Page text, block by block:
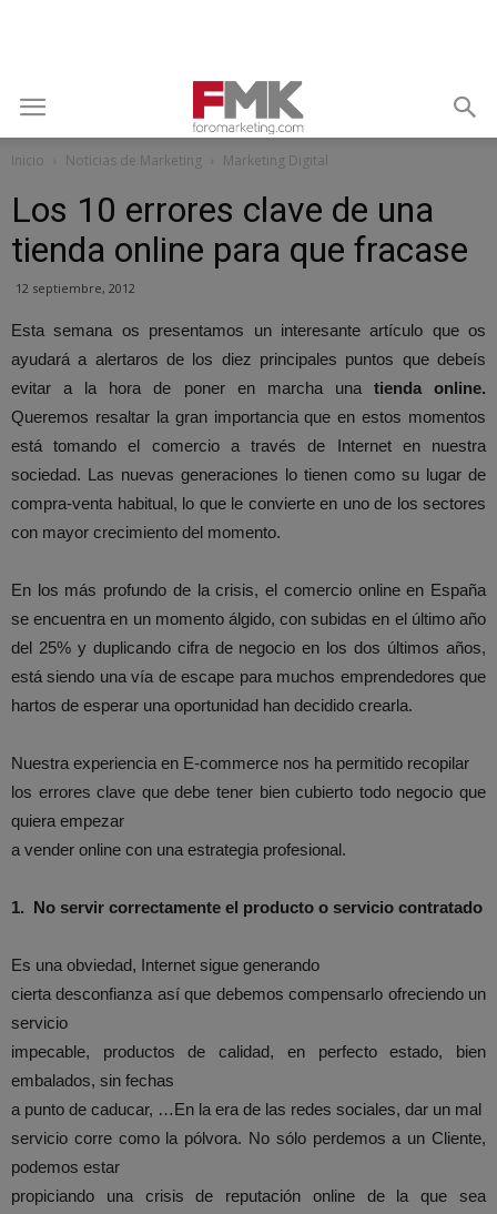
Inicio Noticias de Marketing Marketing Digital
Los 10 errores clave de una
tienda online para que fracase
12 septiembre, 2012
Esta semana os presentamos un interesante artículo que os
ayudará a alertaros de los diez principales puntos que debeís
evitar a la hora de poner en marcha una tienda online.
Queremos resaltar la gran importancia que en estos momentos
está tomando el comercio a través de Internet en nuestra
sociedad. Las nuevas generaciones lo tienen como su lugar de
compra-venta habitual, lo que le convierte en uno de los sectores
con mayor crecimiento del momento.
En los más profundo de la crisis, el comercio online en España
se encuentra en un momento álgido, con subidas en el último año
del 25% y duplicando cifra de negocio en los dos últimos años,
está siendo una vía de escape para muchos emprendedores que
hartos de esperar una oportunidad han decidido crearla.
Nuestra experiencia en E-commerce nos ha permitido recopilar
los errores clave que debe tener bien cubierto todo negocio que
quiera empezar
a vender online con una estrategia profesional.
1. No servir correctamente el producto o servicio contratado
Es una obviedad, Internet sigue generando
cierta desconfianza así que debemos compensarlo ofreciendo un
servicio
impecable, productos de calidad, en perfecto estado, bien
embalados, sin fechas
a punto de caducar, …En la era de las redes sociales, dar un mal
servicio corre como la pólvora. No sólo perdemos a un Cliente,
podemos estar
propiciando una crisis de reputación online de la que sea